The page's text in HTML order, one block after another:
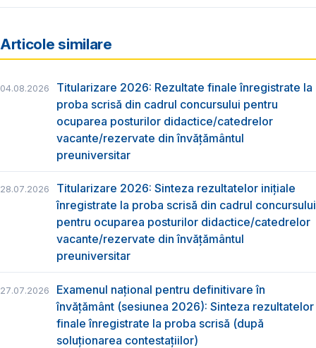
Articole similare
04.08.2026
Titularizare 2026: Rezultate finale înregistrate la
proba scrisă din cadrul concursului pentru
ocuparea posturilor didactice/catedrelor
vacante/rezervate din învăţământul
preuniversitar
28.07.2026
Titularizare 2026: Sinteza rezultatelor inițiale
înregistrate la proba scrisă din cadrul concursului
pentru ocuparea posturilor didactice/catedrelor
vacante/rezervate din învăţământul
preuniversitar
27.07.2026
Examenul național pentru definitivare în
învățământ (sesiunea 2026): Sinteza rezultatelor
finale înregistrate la proba scrisă (după
soluționarea contestațiilor)